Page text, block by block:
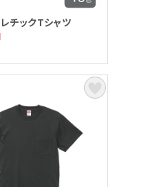
チックTシャツ